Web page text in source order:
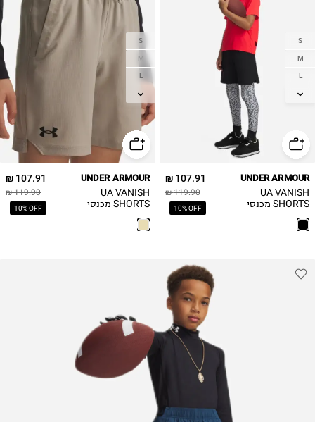
S
M
L
XL
107.91 ₪
119.90 ₪
10% OFF
UNDER ARMOUR
UA VANISH
SHORTS מכנסי
S
M
L
XL
107.91 ₪
119.90 ₪
10% OFF
UNDER ARMOUR
UA VANISH
SHORTS מכנסי